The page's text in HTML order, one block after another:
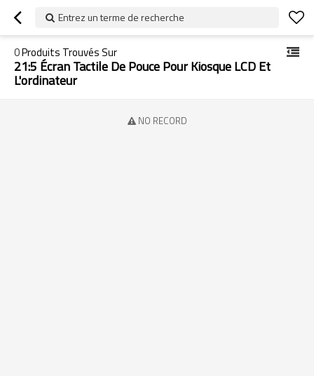
Entrez un terme de recherche
0Produits Trouvés Sur
21:5 Écran Tactile De Pouce Pour Kiosque LCD Et
L'ordinateur
NO RECORD